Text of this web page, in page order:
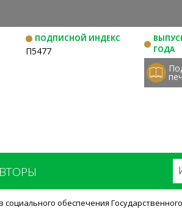
основномуПОДПИСНОЙ ИНДЕКС
П5477
ГОДА
обеспечения